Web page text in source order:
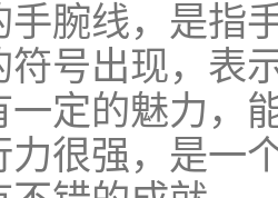
手腕线，是指
符号出现，表
一定的魅力，
力很强，是一